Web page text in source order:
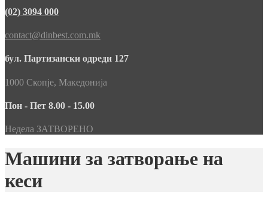
(02) 3094 000
contact@dinbest.com.mk
бул. Партизански одреди 127
1000 Скопје, Македонија
Пон - Пет 8.00 - 15.00
Недела ЗАТВОРЕНО
Машини за затворање на
кеси